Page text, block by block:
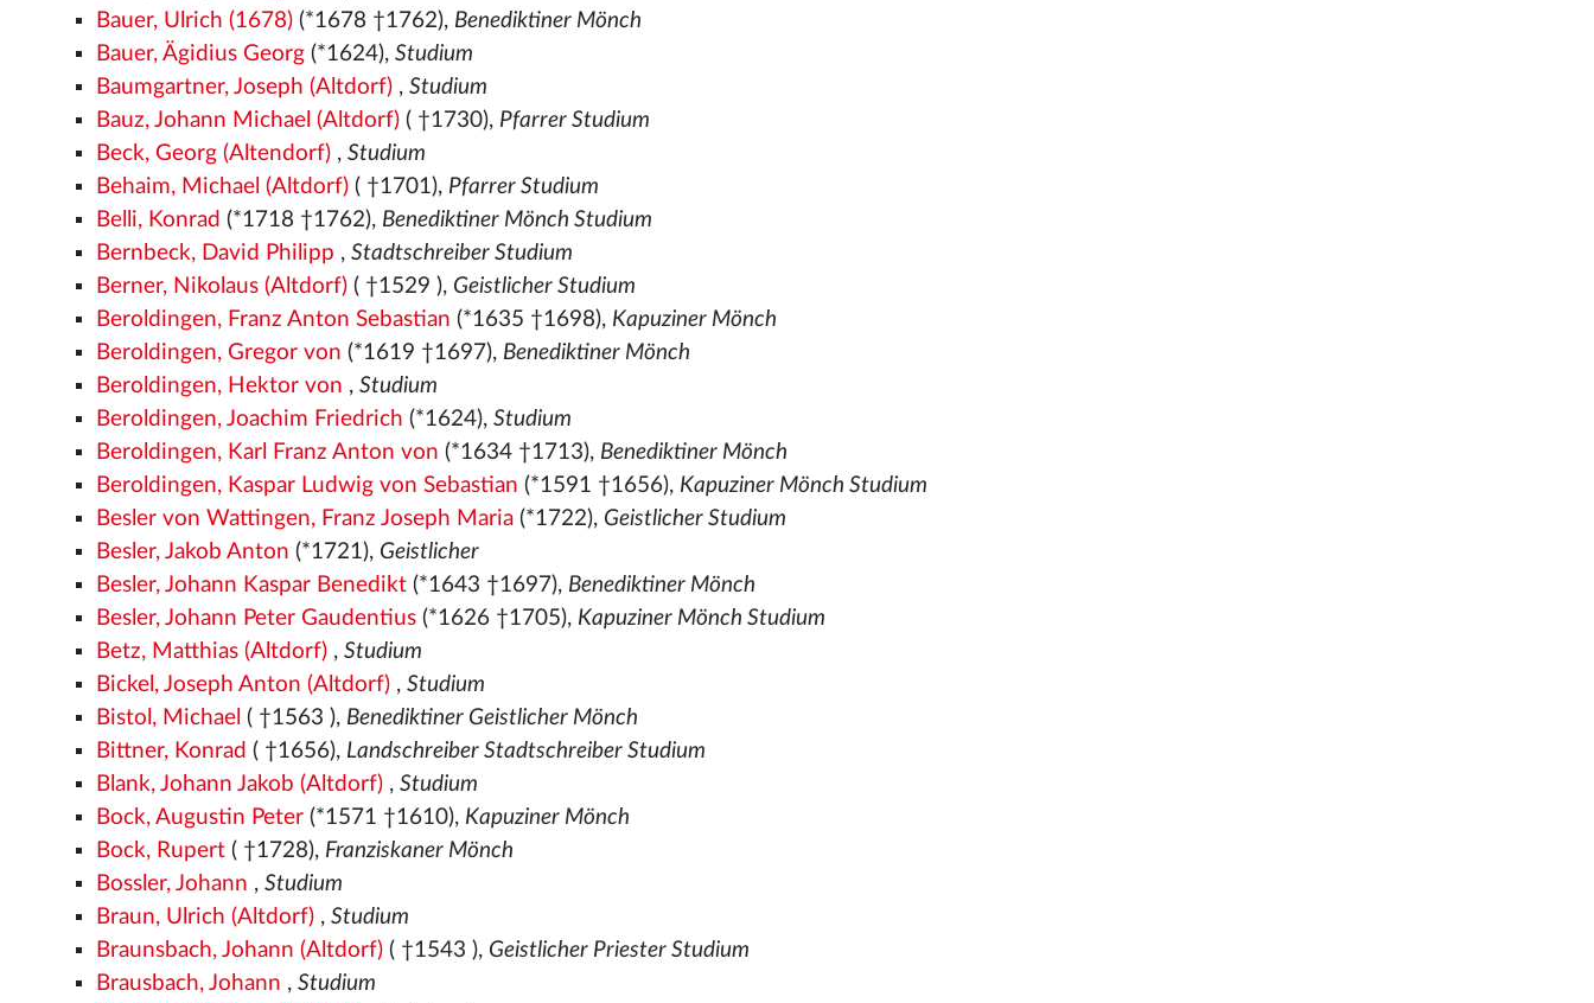
Bauer, Ulrich (1678) (*1678 †1762), Benediktiner Mönch
Bauer, Ägidius Georg (*1624),Studium
Baumgartner, Joseph (Altdorf) ,Studium
Bauz, Johann Michael (Altdorf) ( †1730), Pfarrer Studium
Beck, Georg (Altendorf) ,Studium
Behaim, Michael (Altdorf) ( †1701), Pfarrer Studium
Belli, Konrad (*1718 †1762), Benediktiner Mönch Studium
Bernbeck, David Philipp ,Stadtschreiber Studium
Berner, Nikolaus (Altdorf) ( †1529 ), Geistlicher Studium
Beroldingen, Franz Anton Sebastian (*1635 †1698), Kapuziner Mönch
Beroldingen, Gregor von (*1619 †1697), Benediktiner Mönch
Beroldingen, Hektor von ,Studium
Beroldingen, Joachim Friedrich (*1624),Studium
Beroldingen, Karl Franz Anton von (*1634 †1713), Benediktiner Mönch
Beroldingen, Kaspar Ludwig von Sebastian (*1591 †1656), Kapuziner Mönch Studium
Besler von Wattingen, Franz Joseph Maria (*1722), Geistlicher Studium
Besler, Jakob Anton (*1721), Geistlicher
Besler, Johann Kaspar Benedikt (*1643 †1697), Benediktiner Mönch
Besler, Johann Peter Gaudentius (*1626 †1705), Kapuziner Mönch Studium
Betz, Matthias (Altdorf) ,Studium
Bickel, Joseph Anton (Altdorf) ,Studium
Bistol, Michael ( †1563 ), Benediktiner Geistlicher Mönch
Bittner, Konrad ( †1656), Landschreiber Stadtschreiber Studium
Blank, Johann Jakob (Altdorf) ,Studium
Bock, Augustin Peter (*1571 †1610), Kapuziner Mönch
Bock, Rupert ( †1728), Franziskaner Mönch
Bossler, Johann ,Studium
Braun, Ulrich (Altdorf) ,Studium
Braunsbach, Johann (Altdorf) ( †1543 ), Geistlicher Priester Studium
Brausbach, Johann ,Studium